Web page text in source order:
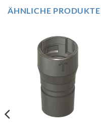
ÄHNLICHE PRODUKTE